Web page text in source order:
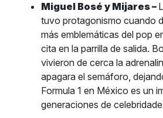
Miguel Bosé y Mijares –
tuvo protagonismo cuando
más emblemáticas del pop
cita en la parrilla de salida.
vivieron de cerca la
apagara el semáforo,
Formula 1 en México es un
generaciones de